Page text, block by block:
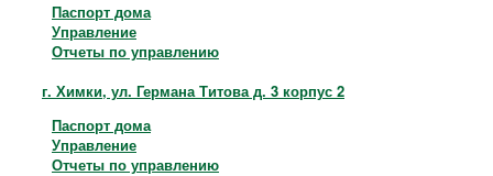
Паспорт дома
Управление
Отчеты по управлению
г. Химки, ул. Германа Титова д. 3 корпус 2
Паспорт дома
Управление
Отчеты по управлению